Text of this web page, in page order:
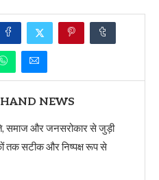
NEWS
समाज और जनसरोकार से जुड़ी
तक सटीक और निष्पक्ष रूप से